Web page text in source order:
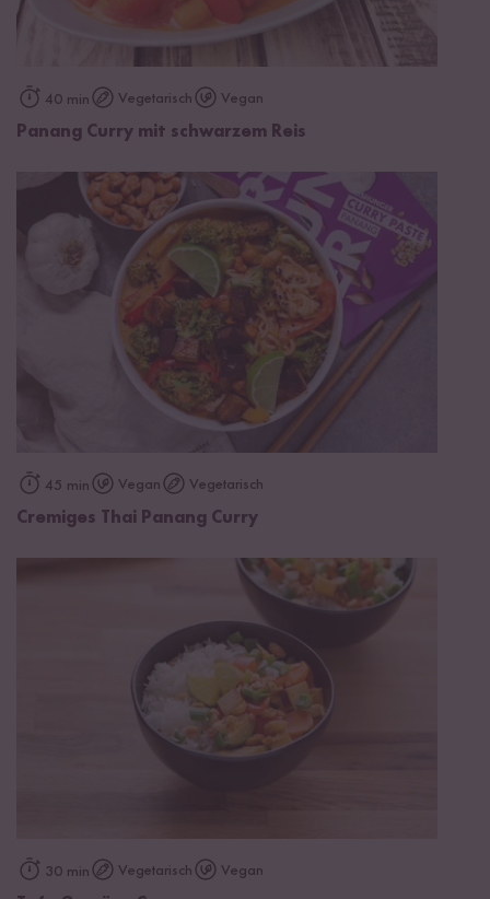
40 min Vegetarisch Vegan
Panang Curry mit schwarzem Reis
45 min Vegan Vegetarisch
Cremiges Thai Panang Curry
30 min Vegetarisch Vegan